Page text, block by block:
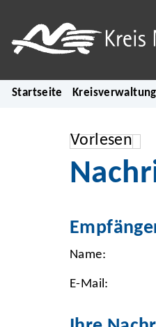
Startseite Kreisverwaltung
Vorlesen
Name:
E-Mail: